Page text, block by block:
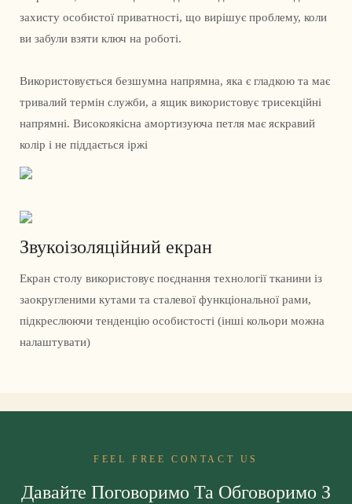
захисту особистої приватності, що вирішує проблему, коли
ви забули взяти ключ на роботі.
Використовується безшумна напрямна, яка є гладкою та має
тривалий термін служби, а ящик використовує трисекційні
напрямні. Високоякісна амортизуюча петля має яскравий
колір і не піддається іржі
Звукоізоляційний екран
Екран столу використовує поєднання технології тканини із
заокругленими кутами та сталевої функціональної рами,
підкреслюючи тенденцію особистості (інші кольори можна
налаштувати)
FEEL FREE CONTACT US
Давайте Поговоримо Та Обговоримо З